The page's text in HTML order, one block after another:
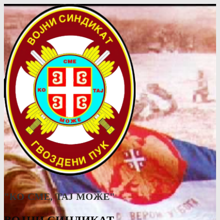
"КО СМЕ, ТАJ МОЖЕ"